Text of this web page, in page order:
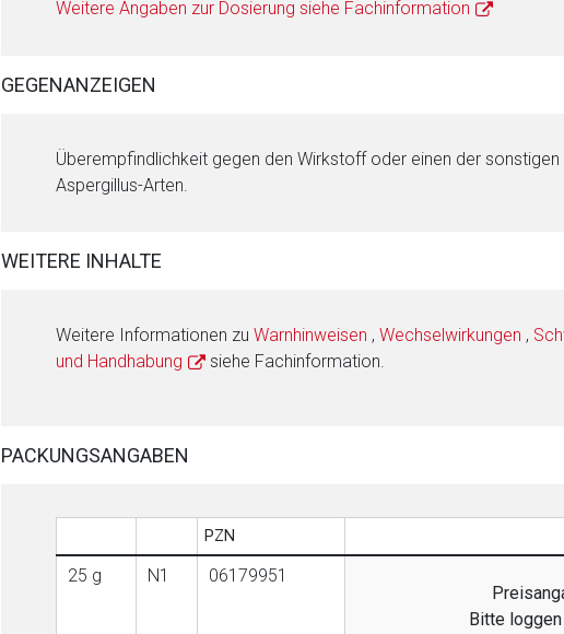
Weitere Angaben zur Dosierung siehe Fachinformation
GEGENANZEIGEN
Überempfindlichkeit gegen den Wirkstoff oder einen der
Aspergillus-Arten.
WEITERE INHALTE
Weitere Informationen zu Warnhinweisen , Wechselwirkungen ,
und Handhabung
siehe Fachinformation.
PACKUNGSANGABEN
PZN
25 g N1
06179951
Bitte